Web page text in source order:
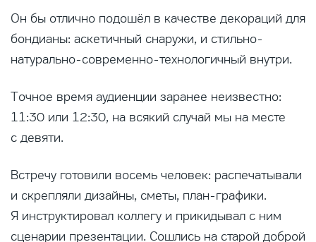
Он бы отлично подошёл в качестве декораций для
бондианы: аскетичный снаружи, и стильно-
натурально-современно-технологичный внутри.
Точное время аудиенции заранее неизвестно:
11:30 или 12:30, на всякий случай мы на месте
с девяти.
Встречу готовили восемь человек: распечатывали
и скрепляли дизайны, сметы, план-графики.
Я инструктировал коллегу и прикидывал с ним
сценарии презентации. Сошлись на старой доброй